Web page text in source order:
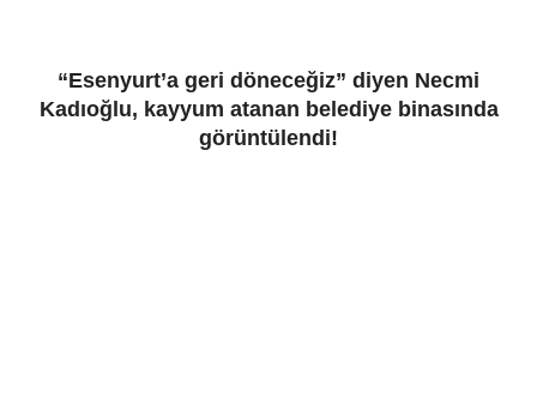
“Esenyurt’a geri döneceğiz” diyen Necmi
Kadıoğlu, kayyum atanan belediye binasında
görüntülendi!